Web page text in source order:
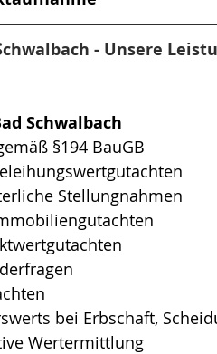
- Unsere
Schwalbach
§194 BauGB
Stellungnahmen
bei Erbschaft,
Wertermittlung